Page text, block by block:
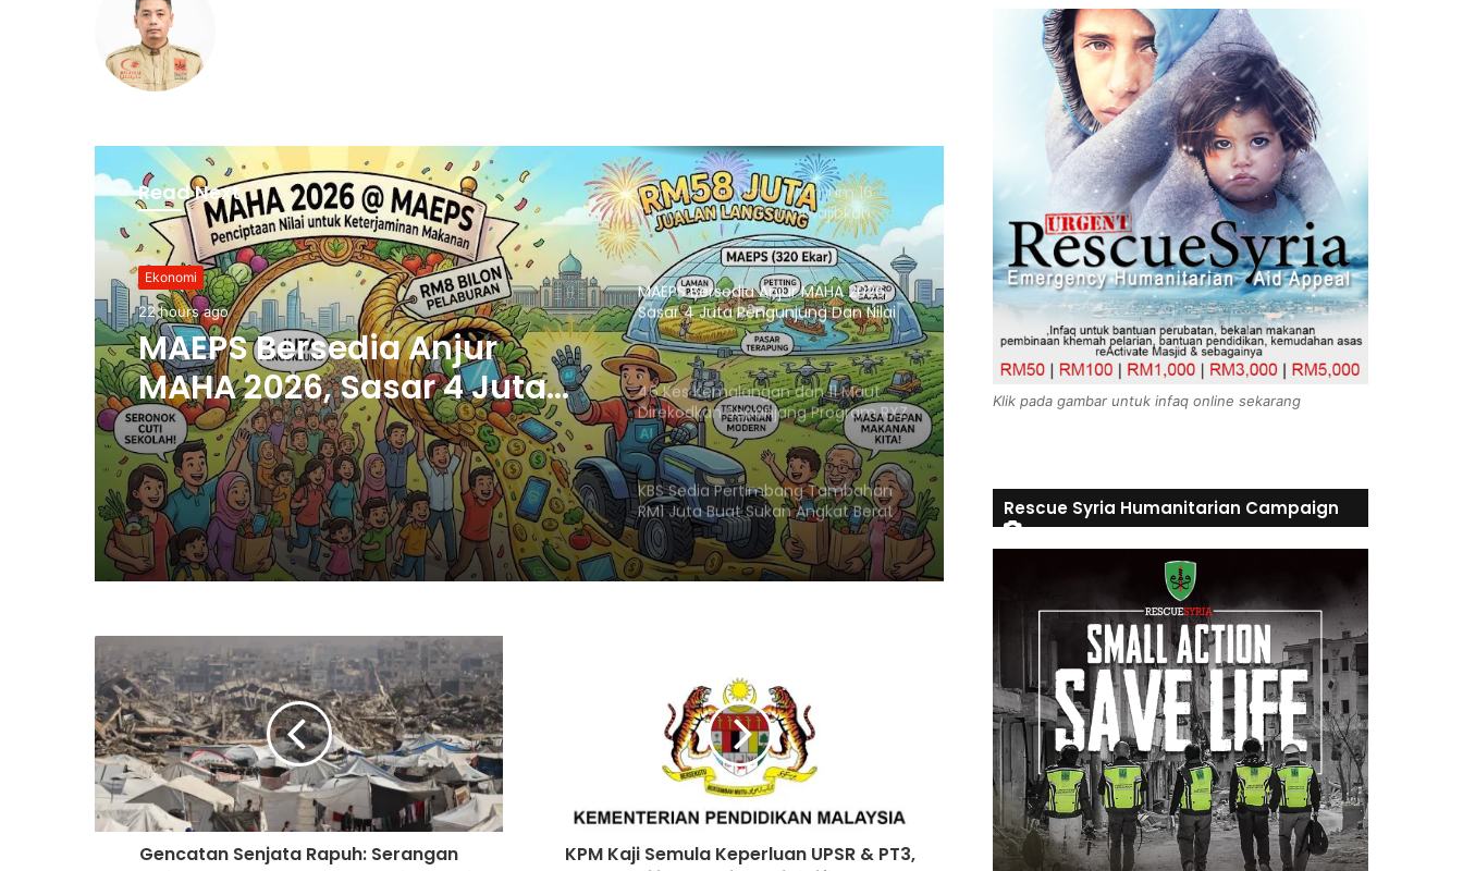
Read Next
Ekonomi
22 hours ago
MAEPS Bersedia Anjur
MAHA 2026, Sasar 4 Juta
Pengunjung Dan Nilai
Pelaburan RM8 Bilion
Pengesahan Umur Minimum 16
Tahun Guna MyKad Diwajibkan
Untuk Media Sosial
MAEPS Bersedia Anjur MAHA 2026,
Sasar 4 Juta Pengunjung Dan Nilai
Pelaburan RM8 Bilion
46 Kes Kemalangan dan 11 Maut
Direkodkan Sepanjang Program RXZ
Members 8.0
KBS Sedia Pertimbang Tambahan
RM1 Juta Buat Sukan Angkat Berat
Selepas Cemerlang di Glasgow
Israel Peruntuk RM160 Juta
Bangunkan ‘Tapak Warisan Yahudi’
di Tebing Barat
Qatar Jadi Pengantara Rundingan
AS-Iran, Gesa Tekanan Terhadap
Israel Berhubung Perjanjian Gaza
Gencatan Senjata Rapuh: Serangan
KPM Kaji Semula Keperluan UPSR & PT3,
Klik pada gambar untuk infaq online sekarang
Rescue Syria Humanitarian Campaign